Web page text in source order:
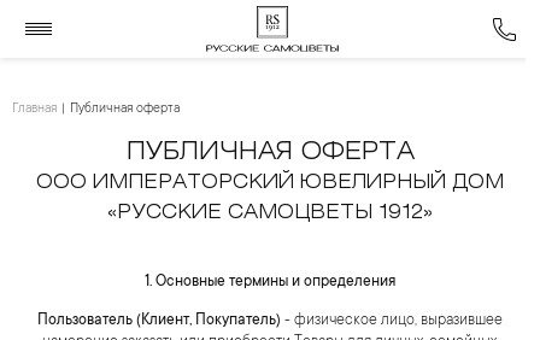
Главная Публичная оферта
ПУБЛИЧНАЯ ОФЕРТА
ООО ИМПЕРАТОРСКИЙ ЮВЕЛИРНЫЙ ДОМ
«РУССКИЕ САМОЦВЕТЫ 1912»
1. Основные термины и определения
Пользователь (Клиент, Покупатель) - физическое лицо, выразившее